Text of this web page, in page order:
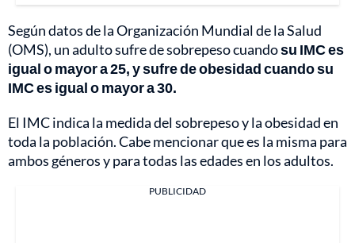
Según datos de la Organización Mundial de la Salud
(OMS), un adulto sufre de sobrepeso cuandosu IMC es
igual o mayor a 25, y sufre de obesidad cuando su
IMC es igual o mayor a 30.
El IMC indica la medida del sobrepeso y la obesidad en
toda la población. Cabe mencionar que es la misma para
ambos géneros y para todas las edades en los adultos.
PUBLICIDAD